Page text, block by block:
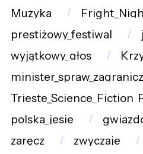
Muzyka
prestiżowy_festiwal
wyjątkowy_głos
polska_jesie
zaręcz
zwyczaje